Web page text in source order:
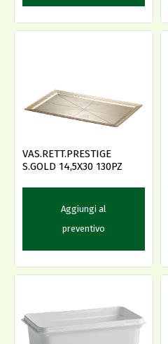
VAS.RETT.PRESTIGE
S.GOLD 14,5X30 130PZ
Aggiungi al
preventivo